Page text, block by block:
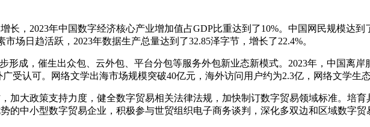
，2023年中国数字经济核心产业增加值占GDP比重达到了10%。中国网民规模达到
场日趋活跃，2023年数据生产总量达到了32.85泽字节，增长了22.4%。
成，催生出众包、云外包、平台分包等服务外包新业态新模式。2023年，中国离岸
受认可。网络文学出海市场规模突破40亿元，海外访问用户约为2.3亿，网络文学生
大政策支持力度，健全数字贸易相关法律法规，加快制订数字贸易领域标准。培育
的中小型数字贸易企业，积极参与世贸组织电子商务谈判，深化多双边和区域数字贸